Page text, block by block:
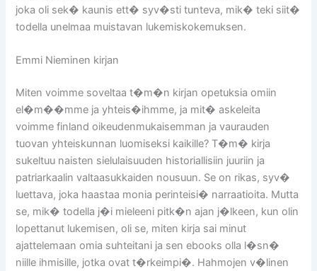
joka oli sek� kaunis ett� syv�sti tunteva, mik� teki siit�
todella unelmaa muistavan lukemiskokemuksen.
Emmi Nieminen kirjan
Miten voimme soveltaa t�m�n kirjan opetuksia omiin
el�m��mme ja yhteis�ihmme, ja mit� askeleita
voimme finland oikeudenmukaisemman ja vaurauden
tuovan yhteiskunnan luomiseksi kaikille? T�m� kirja
sukeltuu naisten sielulaisuuden historiallisiin juuriin ja
patriarkaalin valtaasukkaiden nousuun. Se on rikas, syv�
luettava, joka haastaa monia perinteisi� narraatioita. Mutta
se, mik� todella j�i mieleeni pitk�n ajan j�lkeen, kun olin
lopettanut lukemisen, oli se, miten kirja sai minut
ajattelemaan omia suhteitani ja sen ebooks olla l�sn�
niille ihmisille, jotka ovat t�rkeimpi�. Hahmojen v�linen